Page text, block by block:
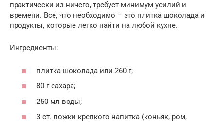
практически из ничего, требует минимум усилий и
времени. Все, что необходимо – это плитка шоколада и
продукты, которые легко найти на любой кухне.
Ингредиенты:
плитка шоколада или 260 г;
80 г сахара;
250 мл воды;
3 ст. ложки крепкого напитка (коньяк, ром,